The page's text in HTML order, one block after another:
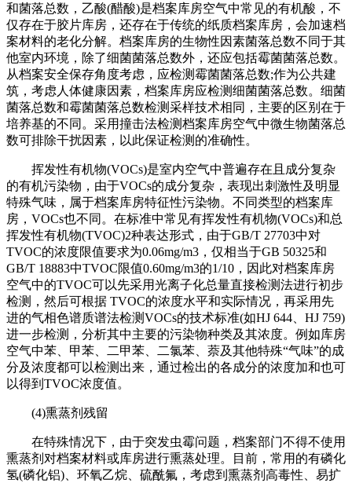
和菌落总数，乙酸(醋酸)是档案库房空气中常见的有机酸，不
仅存在于胶片库房，还存在于传统的纸质档案库房，会加速档
案材料的老化分解。档案库房的生物性因素菌落总数不同于其
他室内环境，除了细菌菌落总数外，还应包括霉菌菌落总数。
从档案安全保存角度考虑，应检测霉菌菌落总数;作为公共建
筑，考虑人体健康因素，档案库房应检测细菌菌落总数。细菌
菌落总数和霉菌菌落总数检测采样技术相同，主要的区别在于
培养基的不同。采用撞击法检测档案库房空气中微生物菌落总
数可排除干扰因素，以此保证检测的准确性。
挥发性有机物(VOCs)是室内空气中普遍存在且成分复杂
的有机污染物，由于VOCs的成分复杂，表现出刺激性及明显
特殊气味，属于档案库房特征性污染物。不同类型的档案库
房，VOCs也不同。在标准中常见有挥发性有机物(VOCs)和总
挥发性有机物(TVOC)2种表达形式，由于GB/T 27703中对
TVOC的浓度限值要求为0.06mg/m3，仅相当于GB 50325和
GB/T 18883中TVOC限值0.60mg/m3的1/10，因此对档案库房
空气中的TVOC可以先采用光离子化总量直接检测法进行初步
检测，然后可根据 TVOC的浓度水平和实际情况，再采用先
进的气相色谱质谱法检测VOCs的技术标准(如HJ 644、HJ 759)
进一步检测，分析其中主要的污染物种类及其浓度。例如库房
空气中苯、甲苯、二甲苯、二氯苯、萘及其他特殊“气味”的成
分及浓度都可以检测出来，通过检出的各成分的浓度加和也可
以得到TVOC浓度值。
(4)熏蒸剂残留
在特殊情况下，由于突发虫霉问题，档案部门不得不使用
熏蒸剂对档案材料或库房进行熏蒸处理。目前，常用的有磷化
氢(磷化铝)、环氧乙烷、硫酰氟，考虑到熏蒸剂高毒性、易扩